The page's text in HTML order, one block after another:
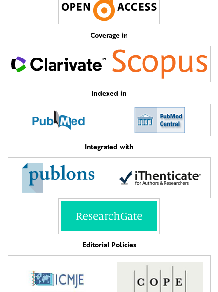
Coverage in
Indexed in
Integrated with
Editorial Policies